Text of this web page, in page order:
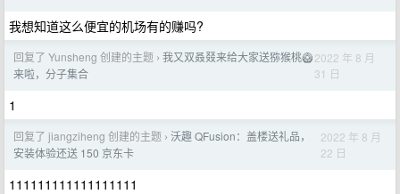
我想知道这么便宜的机场有的赚吗?
回复了 Yunsheng 创建的主题 › 我又双叒叕来给大家送猕猴桃🥝
来啦，分子集合
2022 年 8 月
31 日
1
回复了 jiangziheng 创建的主题 › 沃趣 QFusion：盖楼送礼品，
安装体验还送 150 京东卡
2022 年 8 月
22 日
111111111111111111